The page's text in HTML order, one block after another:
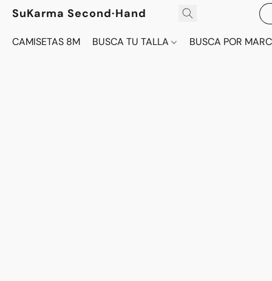
SuKarma Second·Hand
CAMISETAS 8M BUSCA TU TALLA BUSCA POR